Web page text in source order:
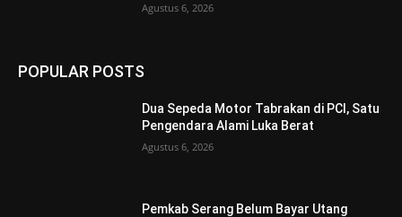
Agustus 6, 2026
POPULAR POSTS
Dua Sepeda Motor Tabrakan di PCI, Satu
Pengendara Alami Luka Berat
Agustus 6, 2026
Pemkab Serang Belum Bayar Utang